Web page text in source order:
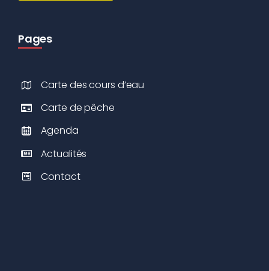
Pages
Carte des cours d’eau
Carte de pêche
Agenda
Actualités
Contact